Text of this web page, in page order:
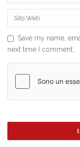
Save my name,
next time I comment.